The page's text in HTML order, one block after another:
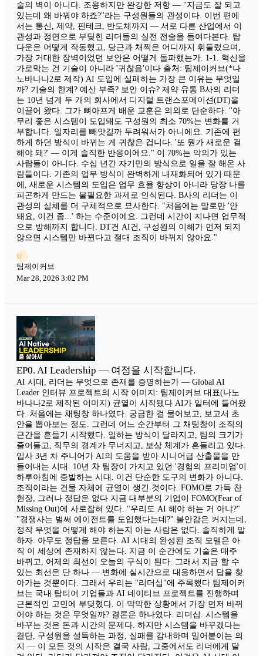
술의 벽이 아니다. 조용하지만 완강한 저항 — "지금도 잘 되고
있는데 왜 바꿔야 하죠?"라는 구성원들의 관성이다. 이번 편에
서는 통신, 제약, 핀테크, 반도체까지 — 서로 다른 산업에서 이
관성과 정면으로 부딪힌 리더들의 실전 전술을 들여다본다. 탑
다운은 어떻게 작동했고, 당근과 채찍은 어디까지 휘둘렀으며,
가장 거대한 장벽이었던 보안은 어떻게 돌파했는가. 1-1. 혁신을
가로막는 건 기술이 아니라 '귀찮음'이다 출처: 팀제이커브(*나
노바나나2로 제작) AI 도입에 실패하는 가장 큰 이유는 무엇일
까? 기술의 한계? 예산 부족? 보안 이슈? 제약 유통 B사의 리더
는 10년 넘게 두 개의 회사에서 디지털 트랜스포메이션(DT)을
이끌어 왔다. 그가 뼈아프게 배운 교훈은 의외로 단순하다. "아
무리 좋은 시스템이 도입돼도 구성원의 최소 70%는 변화를 거
부합니다. 일자리를 빼앗길까 두려워서가 아니에요. 기존에 편
하게 하던 방식이 바뀌는 게 귀찮은 겁니다. '또 뭔가 새로운 걸
해야 돼?' — 이게 솔직한 반응이에요." 이 70%는 악의가 있는
사람들이 아니다. 수십 년간 자기만의 방식으로 일을 잘 해온 사
람들이다. 기존의 업무 방식이 완벽하게 내재화되어 있기 때문
에, 새로운 시스템의 도입은 업무 효율 향상이 아니라 당장 나를
피곤하게 만드는 불필요한 과제로 인식된다. B사의 리더는 이
관성의 실체를 더 구체적으로 묘사한다. "처음에는 말로만 '안
돼요, 이건 좀...' 하는 수준이에요. 그런데 시간이 지나면 업무적
으로 방해까지 합니다. DT건 AI건, 구성원의 이해가 먼저 되지
않으면 시스템만 바뀐다고 절대 조직이 바뀌지 않아요."
팀
팀제이커브
Mar 28, 2026 3:02 PM
EP0. AI Leadership — 여정을 시작합니다.
AI 시대, 리더는 무엇으로 존재를 증명하는가 — Global AI
Leader 인터뷰 프로젝트의 시작 이미지: 팀제이커브 대표(나노
바나나2로 제작된 이미지) 균열이 시작됐다 AI가 일터에 들어왔
다. 처음에는 채팅창 하나였다. 궁금한 걸 물어보고, 보고서 초
안을 뽑아보는 정도. 그런데 어느 순간부터 그 채팅창이 조직의
근간을 흔들기 시작했다. 일하는 방식이 달라지고, 팀의 크기가
줄어들고, 직무의 경계가 무너지고, 보상 체계가 흔들리고 있다.
입사 3년 차 주니어가 AI의 도움을 받아 시니어급 산출물을 만
들어내는 시대. 10년 차 팀장이 가지고 있던 '경험의 프리미엄'이
하루아침에 증발하는 시대. 이건 단순한 도구의 변화가 아니다.
조직이라는 건물 자체에 균열이 생긴 것이다. FOMO로 가득 찬
현장, 그러나 정답은 없다 지금 대부분의 기업이 FOMO(Fear of
Missing Out)에 사로잡혀 있다. "우리도 AI 해야 하는 거 아냐?"
"경쟁사는 벌써 에이전트를 도입했다는데?" 불안감은 커지는데,
정작 무엇을 어떻게 해야 하는지 아는 사람은 없다. 솔직하게 말
하자. 아무도 정답을 모른다. AI 시대의 완성된 조직 모델은 아
직 이 세상에 존재하지 않는다. 지금 이 순간에도 기술은 매주
바뀌고, 어제의 최선이 오늘의 구식이 된다. 그래서 지금 할 수
있는 최선은 단 하나 — 변화에 실시간으로 대응하면서 답을 찾
아가는 것뿐이다. 그래서 우리는 "리더십"에 주목했다 팀제이커
브는 국내 탑티어 기업들과 AI 네이티브 프로젝트를 진행하며
근본적인 고민에 부딪혔다. 이 막막한 상황에서 가장 먼저 바뀌
어야 하는 것은 무엇일까? 결론은 하나였다. 리더십. 시스템을
바꾸는 것은 돈과 시간의 문제다. 하지만 시스템을 바꾸겠다는
결단, 구성원을 설득하는 과정, 실패를 감내하며 밀어붙이는 의
지 — 이 모든 것의 시작은 결국 사람, 그중에서도 리더에게 달